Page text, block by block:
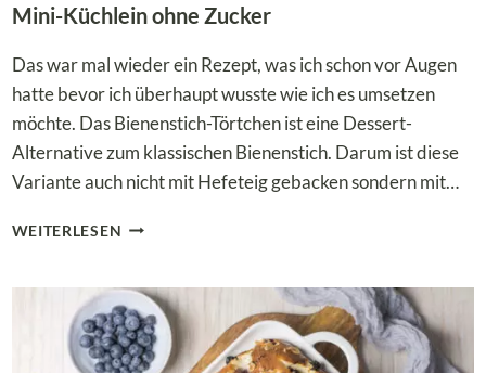
Mini-Küchlein ohne Zucker
Das war mal wieder ein Rezept, was ich schon vor Augen
hatte bevor ich überhaupt wusste wie ich es umsetzen
möchte. Das Bienenstich-Törtchen ist eine Dessert-
Alternative zum klassischen Bienenstich. Darum ist diese
Variante auch nicht mit Hefeteig gebacken sondern mit…
WEITERLESEN LOW
TÖRTCHEN
–
GLUTENFREIE
MINI-